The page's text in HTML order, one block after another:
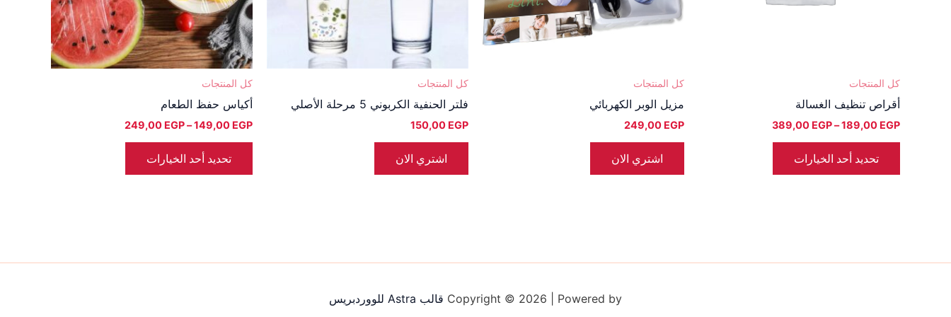
كل المنتجات
أقراص تنظيف الغسالة
189,00 EGP
–
389,00 EGP
تحديد أحد الخيارات
يمكن
كل المنتجات
مزيل الوبر الكهربائي
249,00 EGP
اشتري الان
كل المنتجات
فلتر الحنفية الكربوني 5 مرحلة الأصلي
150,00 EGP
اشتري الان
كل المنتجات
أكياس حفظ الطعام
149,00 EGP
–
249,00 EGP
تحديد أحد الخيارات
يمكن
اختيار
الخيارات
على
Copyright © 2026 | Powered by قالب Astra للووردبريس